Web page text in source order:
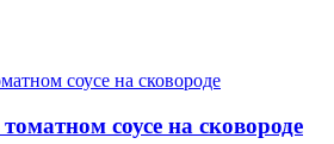
соусе на сковороде